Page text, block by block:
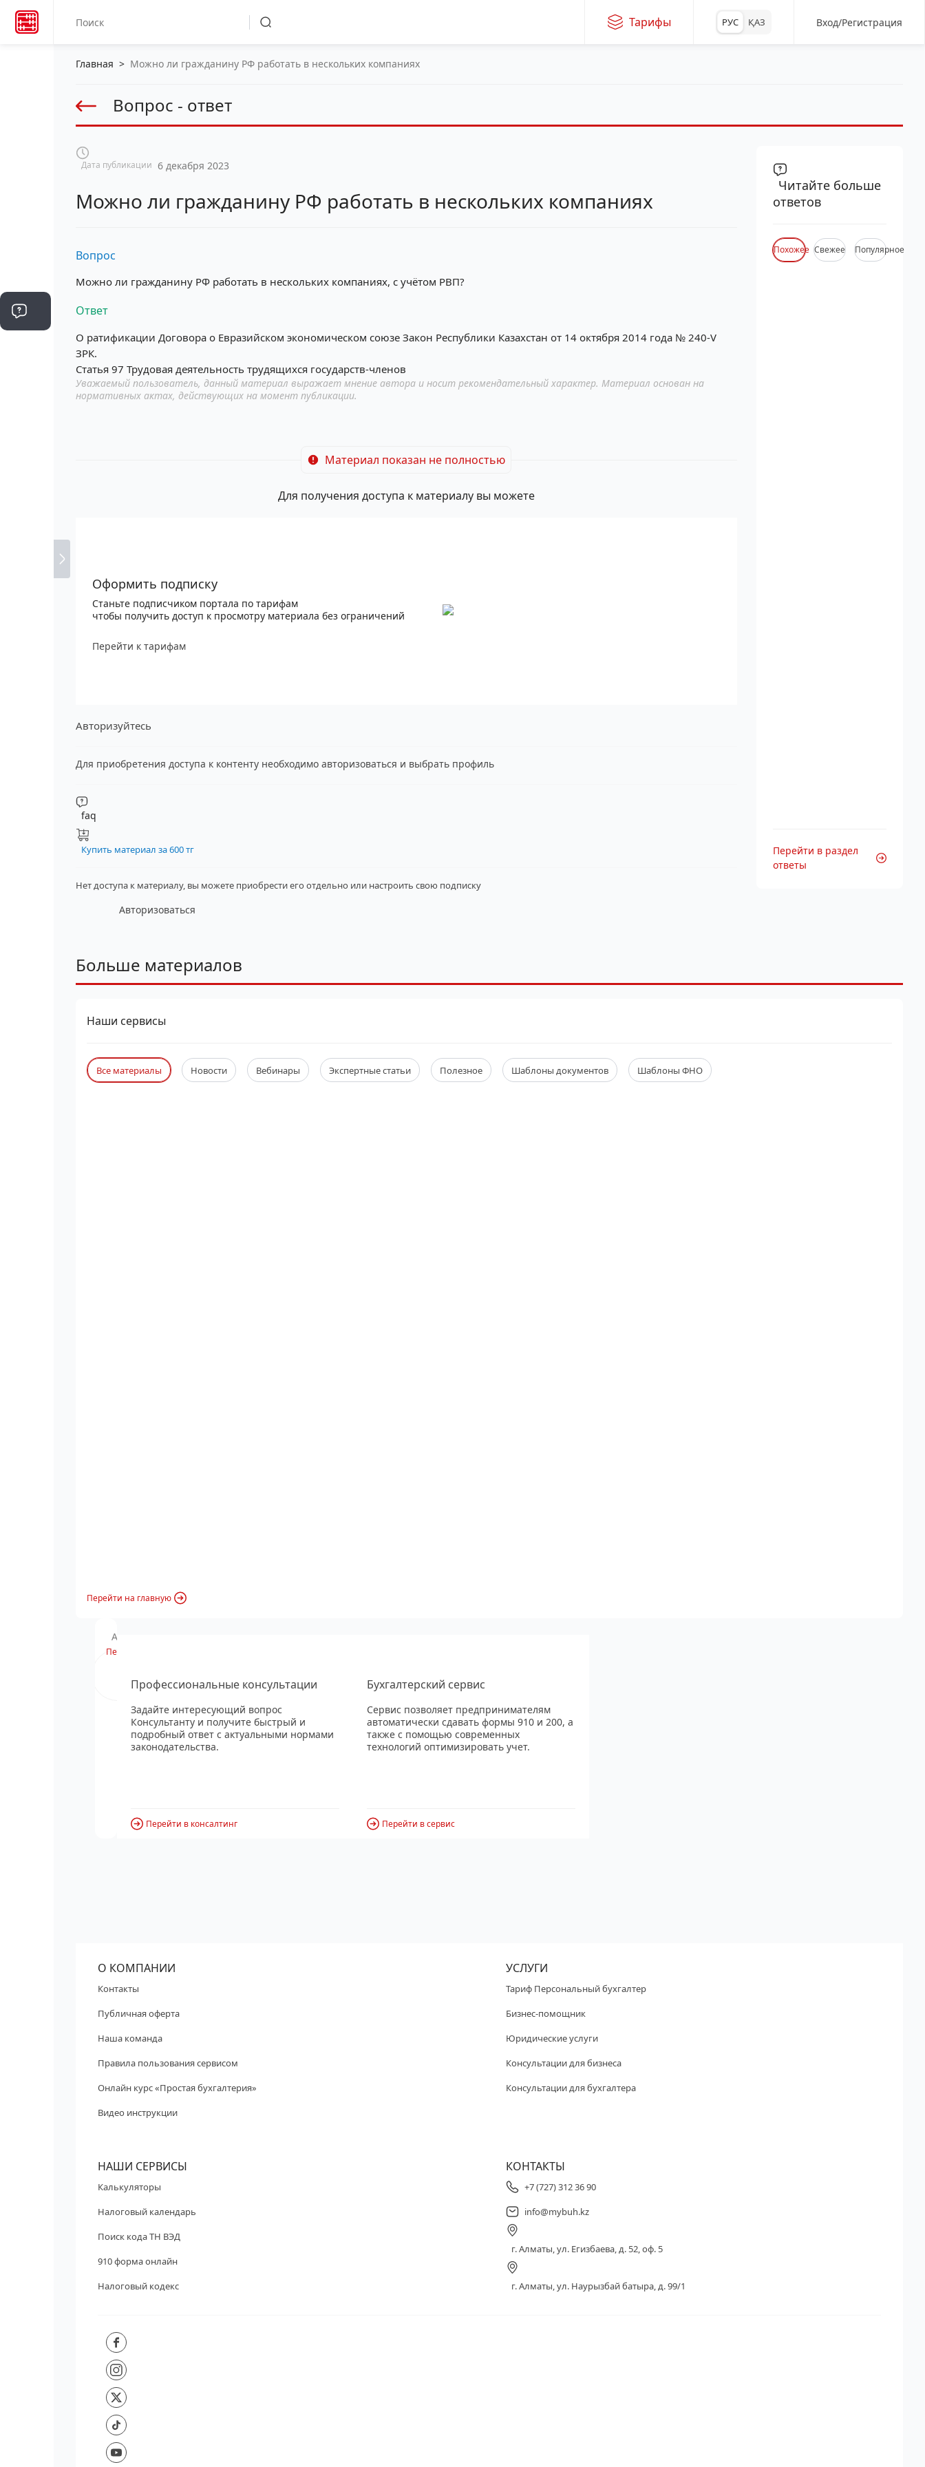
Тарифы РУС ҚАЗ Вход/Регистрация
Главная > Можно ли гражданину РФ работать в нескольких компаниях
Вопрос - ответ
Дата публикации 6 декабря 2023
Можно ли гражданину РФ работать в нескольких компаниях
Вопрос
Можно ли гражданину РФ работать в нескольких компаниях, с учётом РВП?
Ответ
О ратификации Договора о Евразийском экономическом союзе Закон Республики Казахстан от 14 октября 2014 года № 240-V
ЗРК.
Статья 97 Трудовая деятельность трудящихся государств-членов
Уважаемый пользователь, данный материал выражает мнение автора и носит рекомендательный характер. Материал основан на
нормативных актах, действующих на момент публикации.
Материал показан не полностью
Для получения доступа к материалу вы можете
Оформить подписку
Станьте подписчиком портала по тарифам
чтобы получить доступ к просмотру материала без ограничений
Перейти к тарифам
Авторизуйтесь
Для приобретения доступа к контенту необходимо авторизоваться и выбрать профиль
faq
Купить материал за 600 тг
Нет доступа к материалу, вы можете приобрести его отдельно или настроить свою подписку
Авторизоваться
Читайте больше
ответов
Похожее Свежее Популярное
Перейти в раздел
ответы
Больше материалов
Наши сервисы
Все материалы Новости Вебинары Экспертные статьи Полезное Шаблоны документов Шаблоны ФНО
Перейти на главную
Анонс вебинара
Перейти
Профессиональные консультации
Задайте интересующий вопрос
Консультанту и получите быстрый и
подробный ответ с актуальными нормами
законодательства.
Перейти в консалтинг
Бухгалтерский сервис
Сервис позволяет предпринимателям
автоматически сдавать формы 910 и 200, а
также с помощью современных
технологий оптимизировать учет.
Перейти в сервис
О КОМПАНИИ
Контакты
Публичная оферта
Наша команда
Правила пользования сервисом
Онлайн курс «Простая бухгалтерия»
Видео инструкции
УСЛУГИ
Тариф Персональный бухгалтер
Бизнес-помощник
Юридические услуги
Консультации для бизнеса
Консультации для бухгалтера
НАШИ СЕРВИСЫ
Калькуляторы
Налоговый календарь
Поиск кода ТН ВЭД
910 форма онлайн
Налоговый кодекс
КОНТАКТЫ
+7 (727) 312 36 90
info@mybuh.kz
г. Алматы, ул. Егизбаева, д. 52, оф. 5
г. Алматы, ул. Наурызбай батыра, д. 99/1